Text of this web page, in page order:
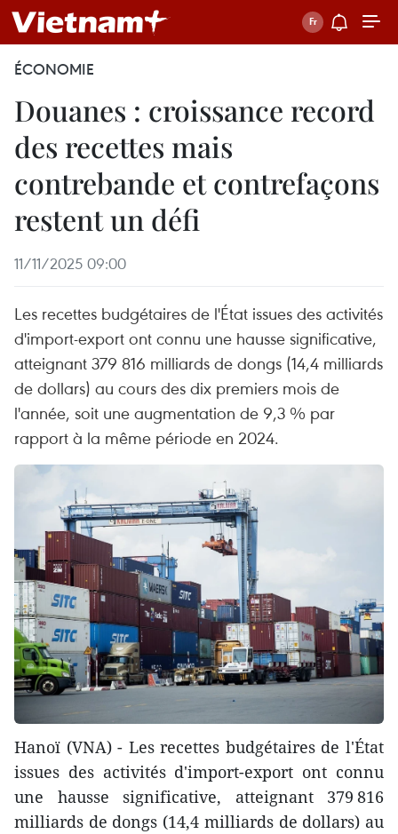
ÉCONOMIE
Douanes : croissance record
des recettes mais
contrebande et contrefaçons
restent un défi
11/11/2025 09:00
Les recettes budgétaires de l'État issues des activités
d'import-export ont connu une hausse significative,
atteignant 379 816 milliards de dongs (14,4 milliards
de dollars) au cours des dix premiers mois de
l'année, soit une augmentation de 9,3 % par
rapport à la même période en 2024.
Hanoï (VNA) - Les recettes budgétaires de l'État
issues des activités d'import-export ont connu
une hausse significative, atteignant 379 816
milliards de dongs (14,4 milliards de dollars) au